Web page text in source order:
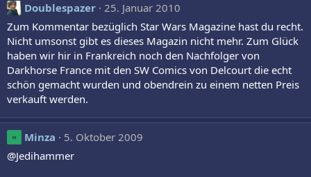
Doublespazer 25. Januar 2010
Zum Kommentar bezüglich Star Wars Magazine hast du recht.
Nicht umsonst gibt es dieses Magazin nicht mehr. Zum Glück
haben wir hir in Frankreich noch den Nachfolger von
Darkhorse France mit den SW Comics von Delcourt die echt
schön gemacht wurden und obendrein zu einem netten Preis
verkauft werden.
M Minza
5. Oktober 2009
@Jedihammer